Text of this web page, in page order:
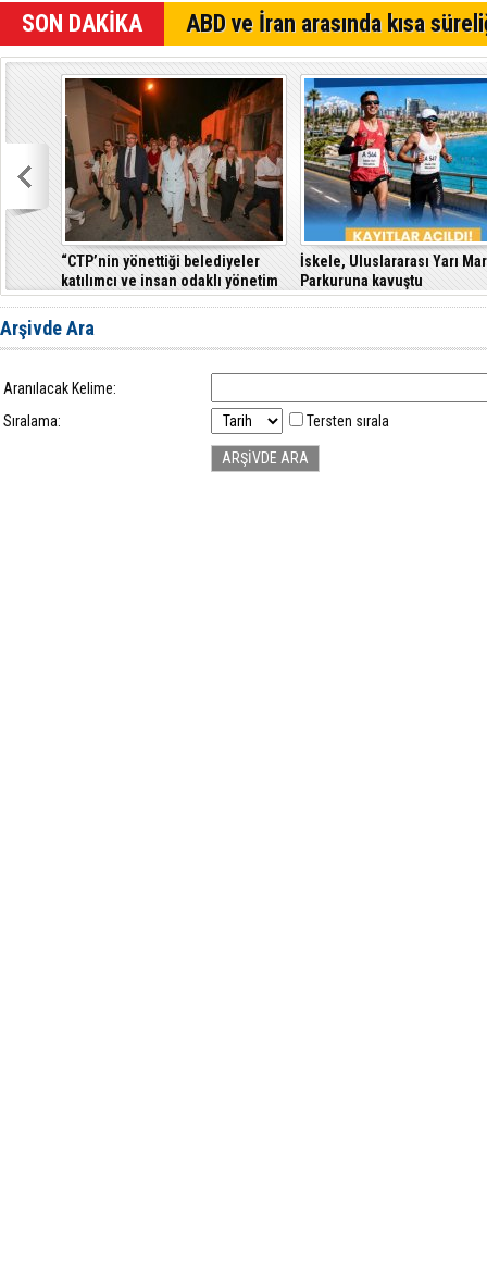
64.
Özersay,
SON DAKİKA ABD ve İran arasında kısa
“CTP’nin yönettiği belediyeler
katılımcı ve insan odaklı yönetim
anlayışıyla fark yaratıyor”
İskele, Uluslararası Yarı
Parkuruna kavuştu
Arşivde Ara
Aranılacak Kelime:
Sıralama:
Tersten sırala